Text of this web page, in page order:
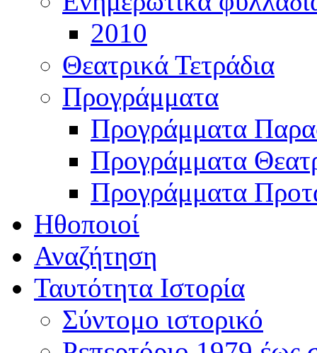
2010
Θεατρικά Τετράδια
Προγράμματα
Προγράμματα
Προγράμματα
Προγράμματα
Ηθοποιοί
Αναζήτηση
Ταυτότητα Ιστορία
Σύντομο ιστορικό